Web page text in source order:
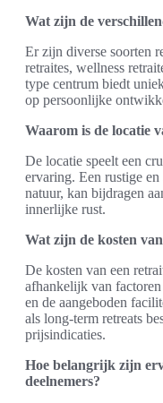
Wat zijn de
Er zijn diverse soorten
retraites, wellness
type centrum biedt
op persoonlijke
Waarom is de locatie
De locatie speelt een
ervaring. Een rustige
natuur, kan bijdragen
innerlijke rust.
Wat zijn de kosten
De kosten van een
afhankelijk van
en de aangeboden
als long-term retreats
prijsindicaties.
Hoe belangrijk zijn
deelnemers?